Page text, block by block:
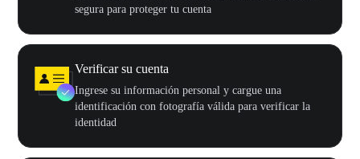
segura para proteger tu cuenta
Verificar su cuenta
Ingrese su información personal y cargue una
identificación con fotografía válida para verificar la
identidad